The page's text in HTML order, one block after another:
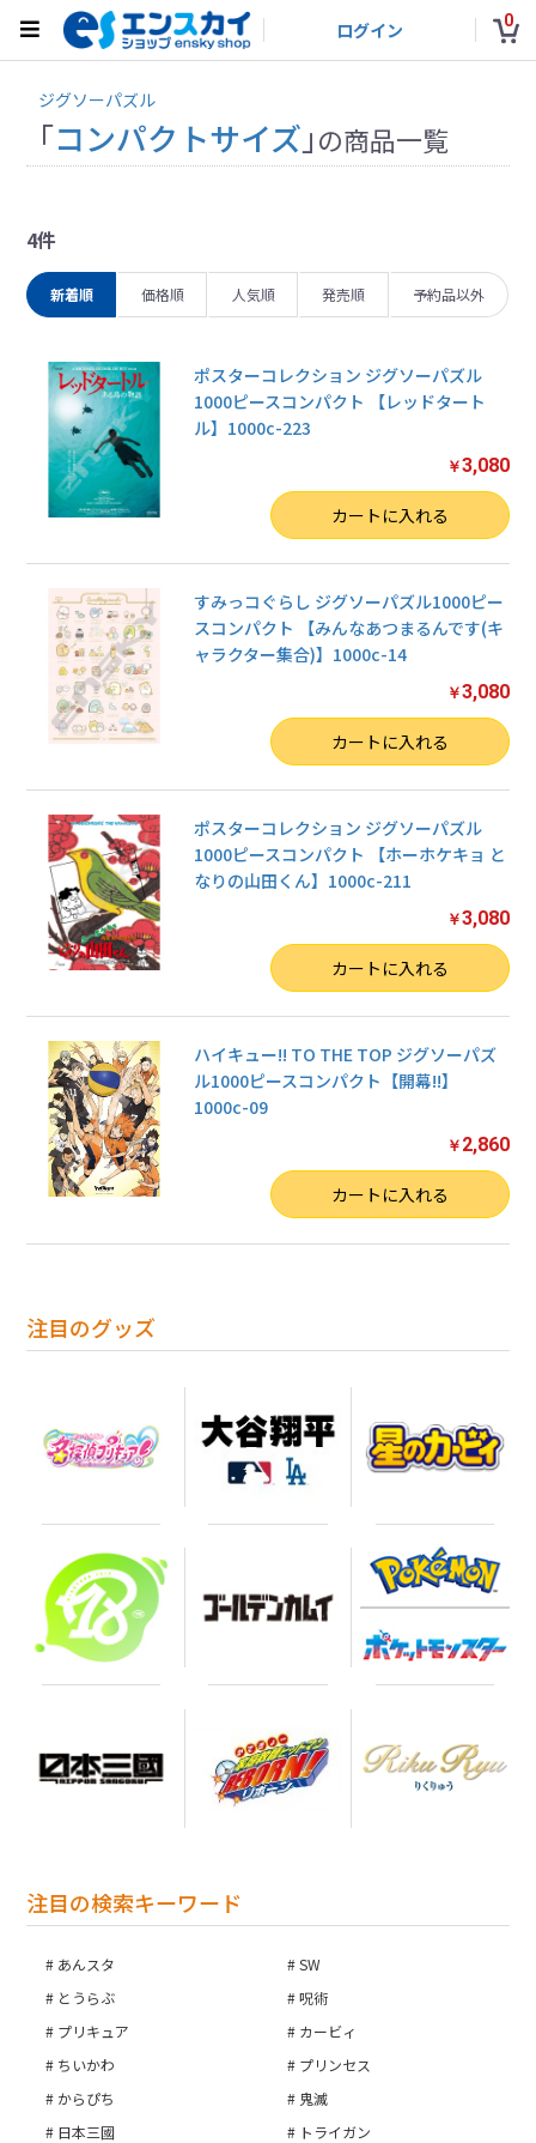
ログイン 0
注目のグッズ
注目の検索キーワード
あんスタ
SW
とうらぶ
呪術
プリキュア
カービィ
ちいかわ
プリンセス
からぴち
鬼滅
日本三國
トライガン
ジグソーパズル
「コンパクトサイズ 」の商品一覧
4件
新着順 価格順 人気順 発売順 予約品以外
ポスターコレクション ジグソーパズル
1000ピースコンパクト 【レッドタート
ル】1000c-223
￥3,080
カートに入れる
すみっコぐらし ジグソーパズル1000ピー
スコンパクト 【みんなあつまるんです(キ
ャラクター集合)】1000c-14
￥3,080
カートに入れる
ポスターコレクション ジグソーパズル
1000ピースコンパクト 【ホーホケキョ と
なりの山田くん】1000c-211
￥3,080
カートに入れる
ハイキュー!! TO THE TOP ジグソーパズ
ル1000ピースコンパクト【開幕!!】
1000c-09
￥ 2,860
カートに入れる
お買い物を続ける